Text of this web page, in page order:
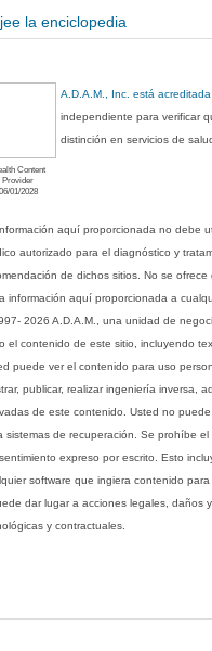
la enciclopedia
Content
Provider
06/01/2028
A.D.A.M., Inc. está
independiente para verificar
distinción en servicios de
aquí proporcionada no debe
autorizado para el diagnóstico y
de dichos sitios. No se
información aquí proporcionada a
2026 A.D.A.M., una unidad de
el contenido de este sitio, incluyendo
puede ver el contenido para uso
publicar, realizar ingeniería inversa,
de este contenido. Usted no
sistemas de recuperación. Se prohíbe
expreso por escrito. Esto
software que ingiera contenido
dar lugar a acciones legales, daños
y contractuales.